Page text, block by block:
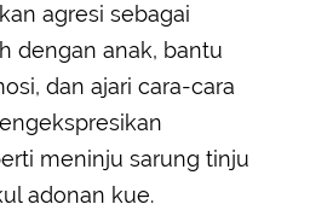
agresi sebagai
dengan anak, bantu
dan ajari cara-cara
meninju sarung tinju
adonan kue.